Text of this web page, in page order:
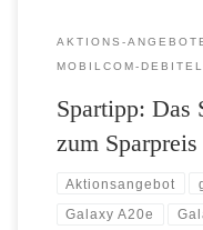
AKTIONS-
MOBILCOM-DEBITEL
Spartipp: Das
zum
Aktionsangebot
Galaxy A20e